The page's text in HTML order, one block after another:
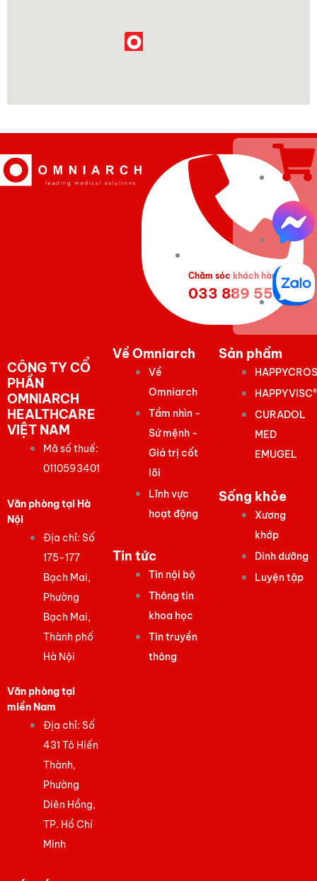
Thiên Huế
Bệnh viện 30
(trực thuộc
Bộ Công An)
9 Sư Vạn
Hạnh,
Phường 9,
Quận 5,
TPHCM
Bệnh viện đa
khoa Bưu
điện TPHCM
Lô B9, Đ.
Phường 15,
Quận 10, Hồ
Chí Minh
Chăm sóc khách hàng
033 889 5566
CÔNG TY CỔ
PHẦN
OMNIARCH
HEALTHCARE
VIỆT NAM
Mã số thuế:
0110593401
Văn phòng tại Hà
Nội
Địa chỉ: Số
175-177
Bạch Mai,
Phường
Bạch Mai,
Thành phố
Hà Nội
Văn phòng tại
miền Nam
Địa chỉ: Số
431 Tô Hiến
Thành,
Phường
Diên Hồng,
TP. Hồ Chí
Minh
Về Omniarch
Về
Omniarch
Tầm nhìn -
Sứ mệnh -
Giá trị cốt
lõi
Lĩnh vực
hoạt động
Tin tức
Tin nội bộ
Thông tin
khoa học
Tin truyền
thông
Sản phẩm
HAPPYVISC®
CURADOL
MED
EMUGEL
Sống khỏe
Xương
khớp
Dinh dưỡng
Luyện tập